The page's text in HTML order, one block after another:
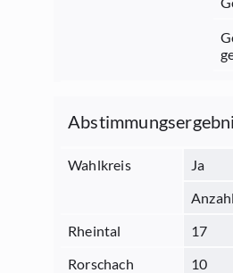
Wahlkreis Ja
Anzahl
Rheintal
17
Rorschach
10